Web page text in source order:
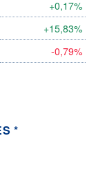
+0,17%
+15,83%
-0,79%
*